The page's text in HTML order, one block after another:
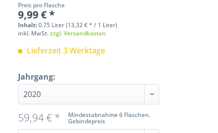
Preis pro Flasche
9,99 € *
Inhalt:0.75 Liter (13,32 € * / 1 Liter)
inkl. MwSt.zzgl. Versandkosten
Lieferzeit 3 Werktage
Jahrgang:
Mindestabnahme 6 Flaschen.
Gebindepreis
59,94 € *